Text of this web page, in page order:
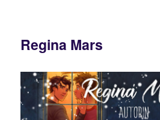
Regina Mars